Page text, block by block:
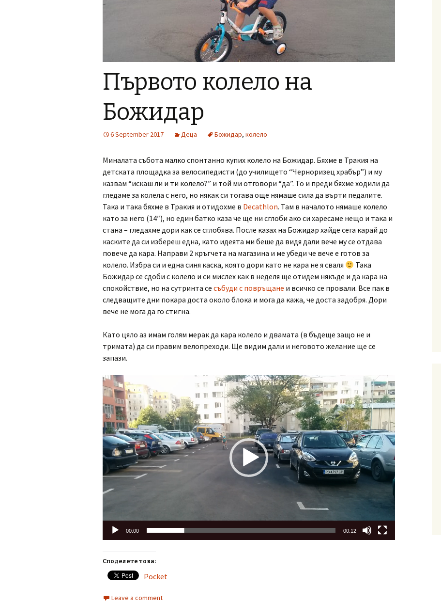
Първото колело на
Божидар
6 September 2017 Деца Божидар, колело
Миналата събота малко спонтанно купих колело на Божидар. Бяхме в Тракия на
детската площадка за велосипедисти (до училището “Черноризец храбър”) и му
казвам “искаш ли и ти колело?” и той ми отговори “да”. То и преди бяхме ходили да
гледаме за колела с него, но някак си тогава още нямаше сила да върти педалите.
Така и така бяхме в Тракия и отидохме в Decathlon. Там в началото нямаше колело
като за него (14″), но един батко каза че ще ни сглоби ако си харесаме нещо и така и
стана – гледахме дори как се сглобява. После казах на Божидар хайде сега карай до
каските да си избереш една, като идеята ми беше да видя дали вече му се отдава
повече да кара. Направи 2 кръгчета на магазина и ме убеди че вече е готов за
колело. Избра си и една синя каска, която дори като не кара не я сваля
Така
Божидар се сдоби с колело и си мислех как в неделя ще отидем някъде и да кара на
спокойствие, но на сутринта се събуди с повръщане и всичко се провали. Все пак в
следващите дни покара доста около блока и мога да кажа, че доста задобря. Дори
вече не мога да го стигна.
Като цяло аз имам голям мерак да кара колело и двамата (в бъдеще защо не и
тримата) да си правим велопреходи. Ще видим дали и неговото желание ще се
запази.
Video
Player
00:00 00:12
Споделете това:
Pocket
Leave a comment